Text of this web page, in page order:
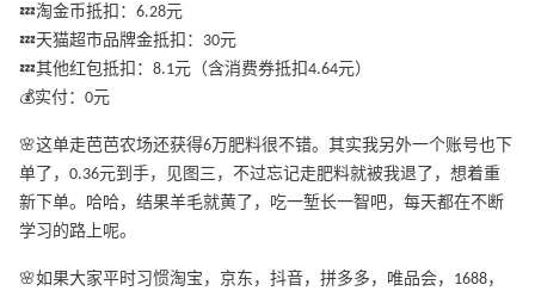
💤淘金币抵扣：6.28元
💤天猫超市品牌金抵扣：30元
💤其他红包抵扣：8.1元（含消费券抵扣4.64元）
💰实付：0元
🌸这单走芭芭农场还获得6万肥料很不错。其实我另外一个账号也下
单了，0.36元到手，见图三，不过忘记走肥料就被我退了，想着重
新下单。哈哈，结果羊毛就黄了，吃一堑长一智吧，每天都在不断
学习的路上呢。
🌸如果大家平时习惯淘宝，京东，抖音，拼多多，唯品会，1688，